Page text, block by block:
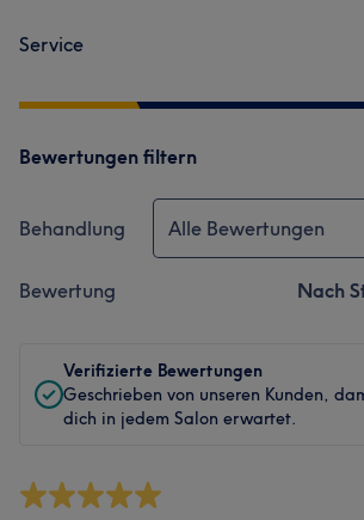
Service
Bewertungen filtern
Behandlung Alle Bewertungen
Bewertung Nach
Verifizierte Bewertungen
Geschrieben von unseren Kunden,
dich in jedem Salon erwartet.